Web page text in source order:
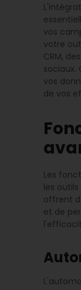
vos
votre
CRM,
sociaux.
vos
de vos
Les
les
offrent
et de